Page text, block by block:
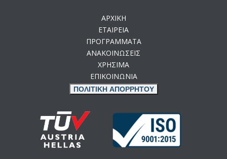
ΑΡΧΙΚΗ
ΕΤΑΙΡΕΙΑ
ΠΡΟΓΡΑΜΜΑΤΑ
ΑΝΑΚΟΙΝΩΣΕΙΣ
ΧΡΗΣΙΜΑ
ΕΠΙΚΟΙΝΩΝΙΑ
ΠΟΛΙΤΙΚΗ ΑΠΟΡΡΗΤΟΥ